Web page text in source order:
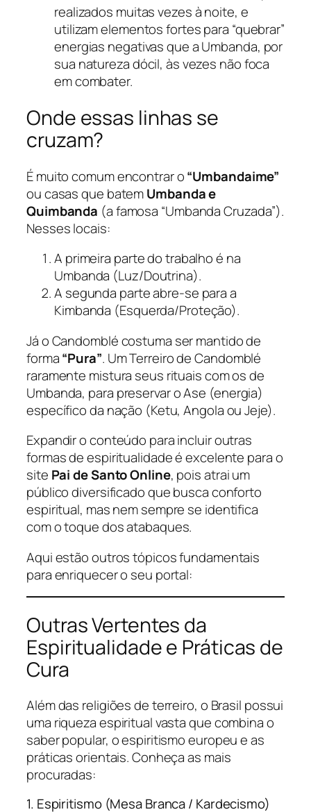
realizados muitas vezes à noite, e
utilizam elementos fortes para “quebrar”
energias negativas que a Umbanda, por
sua natureza dócil, às vezes não foca
em combater.
Onde essas linhas se
cruzam?
É muito comum encontrar o“Umbandaime”
ou casas que batemUmbanda e
Quimbanda (a famosa “Umbanda Cruzada”).
Nesses locais:
A primeira parte do trabalho é na
Umbanda (Luz/Doutrina).
A segunda parte abre-se para a
Kimbanda (Esquerda/Proteção).
Já o Candomblé costuma ser mantido de
forma“Pura”. Um Terreiro de Candomblé
raramente mistura seus rituais com os de
Umbanda, para preservar oAse (energia)
específico da nação (Ketu, Angola ou Jeje).
Expandir o conteúdo para incluir outras
formas de espiritualidade é excelente para o
site Pai de Santo Online, pois atrai um
público diversificado que busca conforto
espiritual, mas nem sempre se identifica
com o toque dos atabaques.
Aqui estão outros tópicos fundamentais
para enriquecer o seu portal:
Outras Vertentes da
Espiritualidade e Práticas de
Cura
Além das religiões de terreiro, o Brasil possui
uma riqueza espiritual vasta que combina o
saber popular, o espiritismo europeu e as
práticas orientais. Conheça as mais
procuradas:
1. Espiritismo (Mesa Branca / Kardecismo)